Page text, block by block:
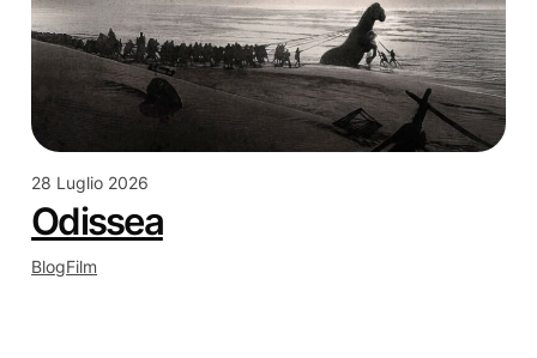
28 Luglio 2026
Odissea
BlogFilm